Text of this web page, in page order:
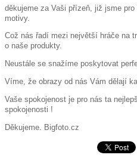
děkujeme za Vaši přízeň, již jsme
motivy.
Což nás řadí mezi největší hráče na
o naše produkty.
Neustále se snažíme poskytovat
Víme, že obrazy od nás Vám dělají
Vaše spokojenost je pro nás ta
spokojenosti !
Děkujeme. Bigfoto.cz